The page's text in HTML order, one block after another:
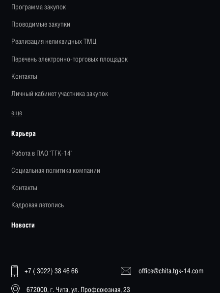
Программа закупок
Проводимые закупки
Реализация неликвидных ТМЦ
Перечень электронно-торговых площадок
Контакты
Личный кабинет участника закупок
еще
Карьера
Работа в ПАО "ТГК-14"
Социальная политика компании
Контакты
Кадровая летопись
Новости
+7 ( 3022) 38 46 66 office@chita.tgk-14.com
672000, г. Чита, ул. Профсоюзная, 23